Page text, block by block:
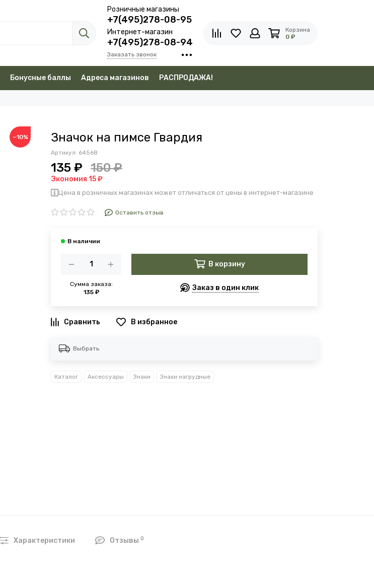
Розничные магазины
+7(495)278-08-95
Интернет-магазин
+7(495)278-08-94
Заказать звонок
Корзина
0 ₽
Бонусные баллы Адреса магазинов РАСПРОДАЖА!
−10% Значок на пимсе Гвардия
Артикул: 64568
135 ₽ 150 ₽
Экономия 15 ₽
Цена в розничных магазинах может отличаться от цены в интернет-магазине
Оставить отзыв
Сумма заказа:
135 ₽
В корзину
Заказ в один клик
В избранное
Выбрать
Каталог Аксессуары Знаки Знаки нагрудные
Характеристики Отзывы 0